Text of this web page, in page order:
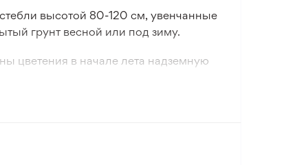
высотой 80-120 см, увенчанные
грунт весной или под зиму.
цветения в начале лета надземную